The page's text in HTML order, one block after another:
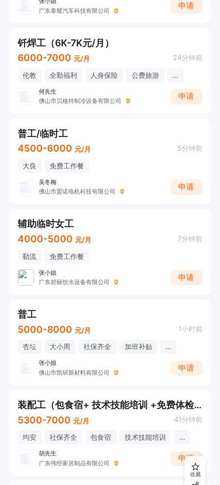
广东泰耀汽车科技有限公司
申请
钎焊工（6K-7K元/月）
6000-7000 元/月 24分钟前
伦教 全勤福利 人身保险 公费旅游 ...
何先生
佛山市贝格特制冷设备有限公司
申请
普工/临时工
4500-6000 元/月 5分钟前
大良 免费工作餐
吴冬梅
佛山市盟诺电机科技有限公司
申请
辅助临时女工
4000-5000 元/月 7分钟前
勒流 免费工作餐
张小姐
广东碧丽饮水设备有限公司
申请
普工
5000-8000 元/月 1小时前
杏坛 大小周 社保齐全 加班补贴 ...
张小姐
佛山市凯研新材料有限公司
申请
装配工（包食宿+ 技术技能培训 +免费体检）
5300-7000 元/月 41分钟前
均安 社保齐全 包食宿 技术技能培训 ...
胡先生
广东伟经家居制品有限公司
申请
收藏